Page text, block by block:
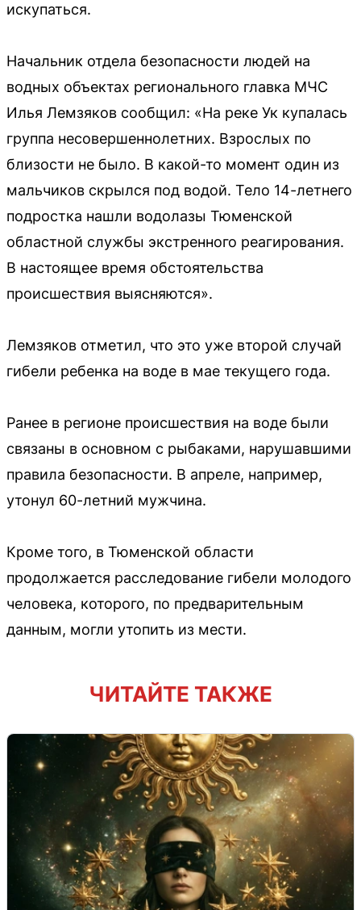
искупаться.
Начальник отдела безопасности людей на
водных объектах регионального главка МЧС
Илья Лемзяков сообщил: «На реке Ук купалась
группа несовершеннолетних. Взрослых по
близости не было. В какой-то момент один из
мальчиков скрылся под водой. Тело 14-летнего
подростка нашли водолазы Тюменской
областной службы экстренного реагирования.
В настоящее время обстоятельства
происшествия выясняются».
Лемзяков отметил, что это уже второй случай
гибели ребенка на воде в мае текущего года.
Ранее в регионе происшествия на воде были
связаны в основном с рыбаками, нарушавшими
правила безопасности. В апреле, например,
утонул 60-летний мужчина.
Кроме того, в Тюменской области
продолжается расследование гибели молодого
человека, которого, по предварительным
данным, могли утопить из мести.
ЧИТАЙТЕ ТАКЖЕ